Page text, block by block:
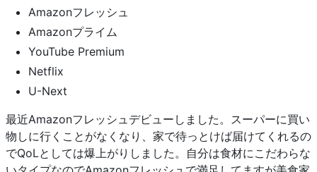
Amazonフレッシュ
Amazonプライム
YouTube Premium
Netflix
U-Next
最近Amazonフレッシュデビューしました。スーパーに買い
物しに行くことがなくなり、家で待っとけば届けてくれるの
でQoLとしては爆上がりしました。自分は食材にこだわらな